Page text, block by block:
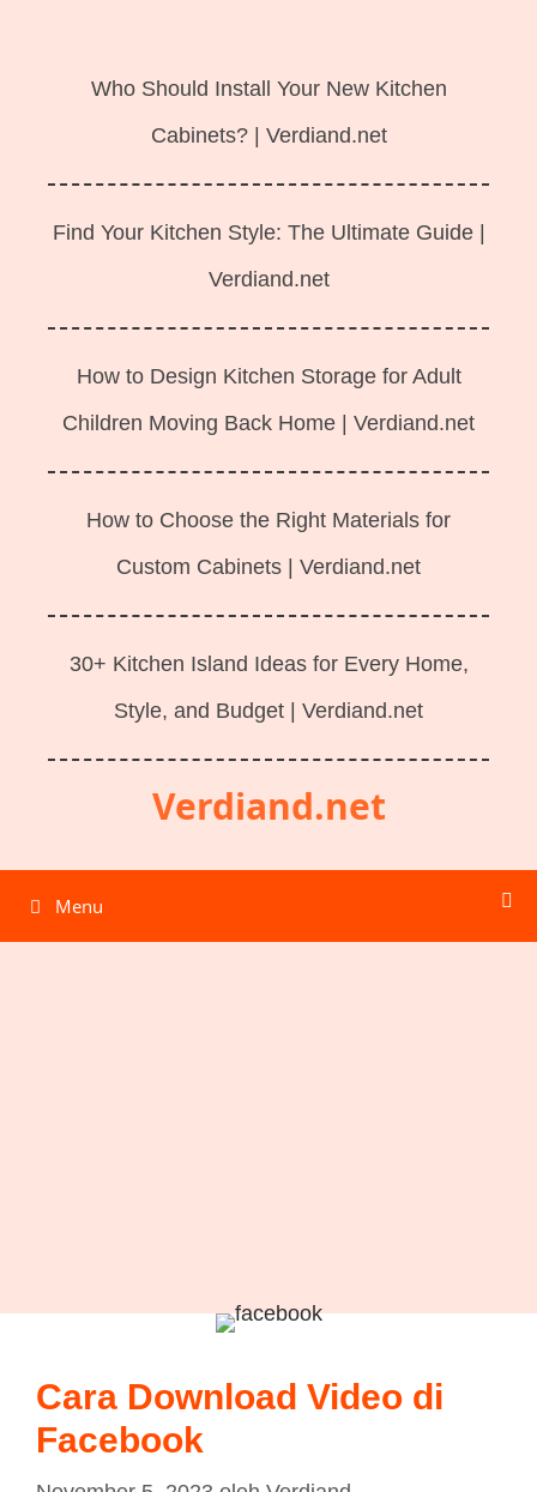
Who Should Install Your New Kitchen
Cabinets? | Verdiand.net
Find Your Kitchen Style: The Ultimate Guide |
Verdiand.net
How to Design Kitchen Storage for Adult
Children Moving Back Home | Verdiand.net
How to Choose the Right Materials for
Custom Cabinets | Verdiand.net
30+ Kitchen Island Ideas for Every Home,
Style, and Budget | Verdiand.net
Verdiand.net
Menu
Cara Download Video di
Facebook